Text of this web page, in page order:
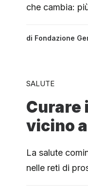
che cambia:
di Fondazione
SALUTE
Curare
vicino
La salute
nelle reti di